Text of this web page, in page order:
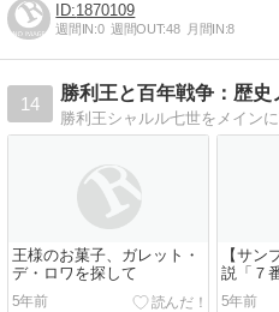
1870109
週間IN:0 週間OUT:48 月間IN:8
14
勝利王と百年戦争：歴史
王様のお菓子、ガレット・
デ・ロワを探して
5年前
【サン
説「７
-étude-」
5年前